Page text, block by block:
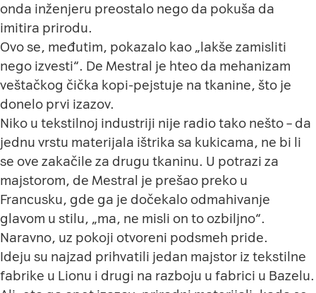
onda inženjeru preostalo nego da pokuša da
imitira prirodu.
Ovo se, međutim, pokazalo kao „lakše zamisliti
nego izvesti“. De Mestral je hteo da mehanizam
veštačkog čička kopi-pejstuje na tkanine, što je
donelo prvi izazov.
Niko u tekstilnoj industriji nije radio tako nešto – da
jednu vrstu materijala ištrika sa kukicama, ne bi li
se ove zakačile za drugu tkaninu. U potrazi za
majstorom, de Mestral je prešao preko u
Francusku, gde ga je dočekalo odmahivanje
glavom u stilu, „ma, ne misli on to ozbiljno“.
Naravno, uz pokoji otvoreni podsmeh pride.
Ideju su najzad prihvatili jedan majstor iz tekstilne
fabrike u Lionu i drugi na razboju u fabrici u Bazelu.